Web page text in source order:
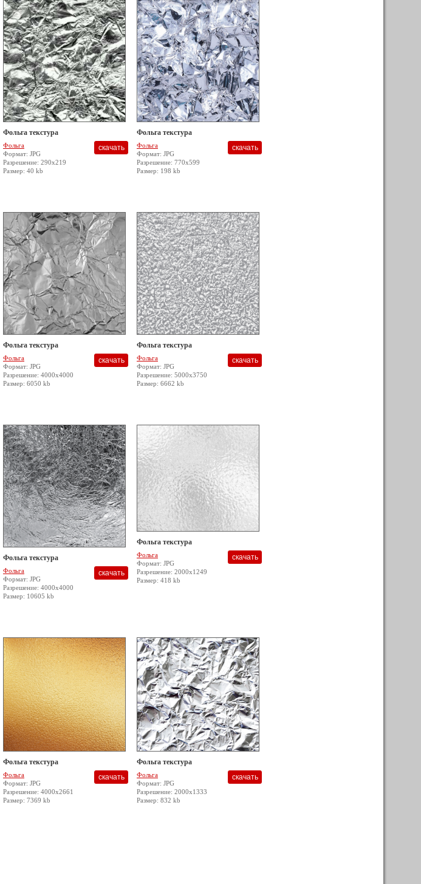
Фольга текстура
Фольга
Формат: JPG
Разрешение: 290x219
Размер: 40 kb
Фольга текстура
Фольга
Формат: JPG
Разрешение: 770x599
Размер: 198 kb
Фольга текстура
Фольга
Формат: JPG
Разрешение: 4000x4000
Размер: 6050 kb
Фольга текстура
Фольга
Формат: JPG
Разрешение: 5000x3750
Размер: 6662 kb
Фольга текстура
Фольга
Формат: JPG
Разрешение: 4000x4000
Размер: 10605 kb
Фольга текстура
Фольга
Формат: JPG
Разрешение: 2000x1249
Размер: 418 kb
Фольга текстура
Фольга
Формат: JPG
Разрешение: 4000x2661
Размер: 7369 kb
Фольга текстура
Фольга
Формат: JPG
Разрешение: 2000x1333
Размер: 832 kb